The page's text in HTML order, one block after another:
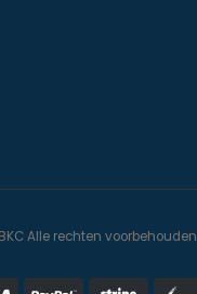
Alle rechten voorbehouden